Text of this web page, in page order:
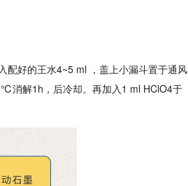
配好的王水4~5 ml ，盖上小漏斗置于通风
消解1h，后冷却。再加入1 ml HClO4于